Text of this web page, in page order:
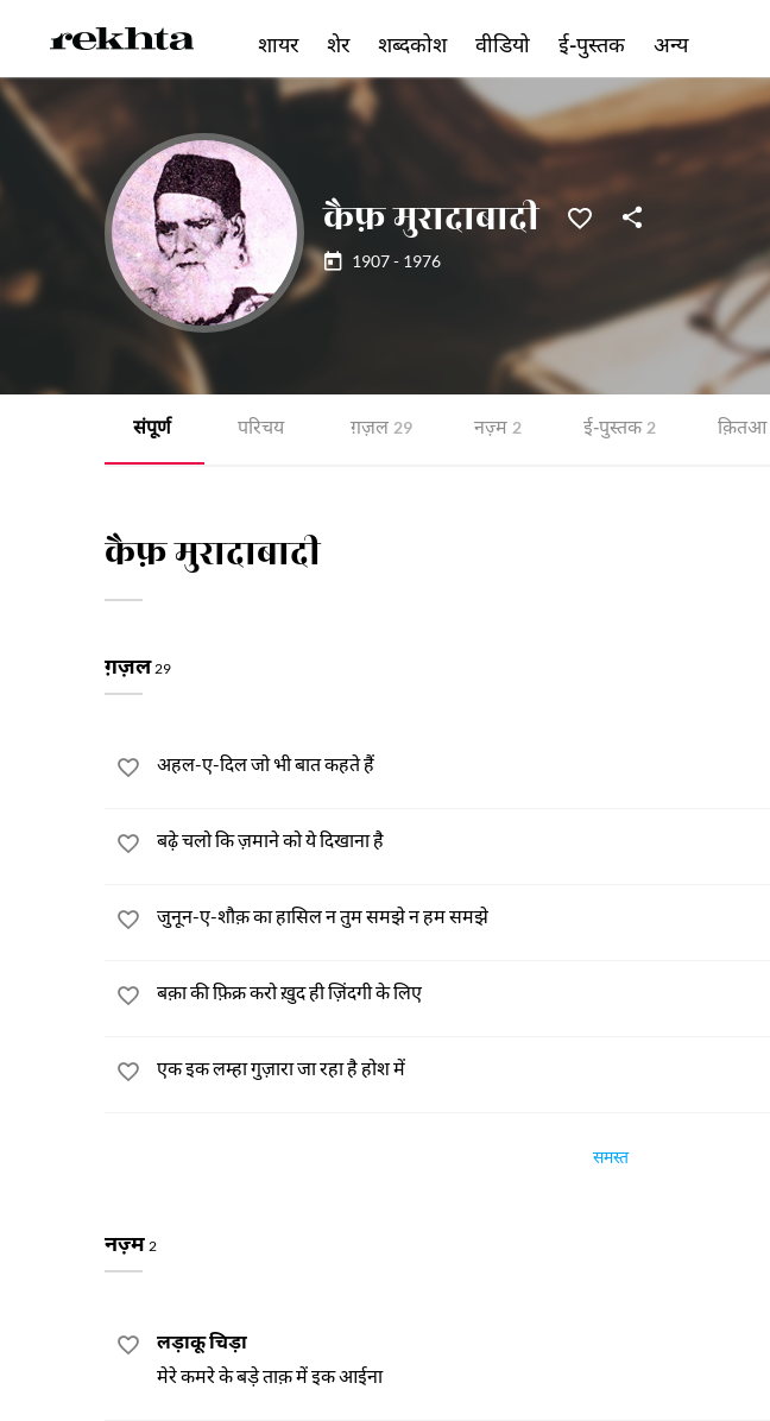
कैफ़ मुरादाबादी
1907 - 1976
संपूर्ण परिचय ग़ज़ल 29 नज़्म 2 ई-पुस्तक 2 क़ितआ
कैफ़ मुरादाबादी
ग़ज़ल29
अहल-ए-दिल जो भी बात कहते हैं
बढ़े चलो कि ज़माने को ये दिखाना है
जुनून-ए-शौक़ का हासिल न तुम समझे न हम समझे
बक़ा की फ़िक्र करो ख़ुद ही ज़िंदगी के लिए
एक इक लम्हा गुज़ारा जा रहा है होश में
समस्त
नज़्म 2
लड़ाकू चिड़ा
मेरे कमरे के बड़े ताक़ में इक आईना
शायर शेर शब्दकोश वीडियो ई-पुस्तक अन्य